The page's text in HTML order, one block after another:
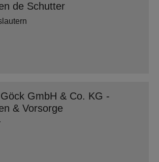
de Schutter
GmbH & Co. KG -
& Vorsorge